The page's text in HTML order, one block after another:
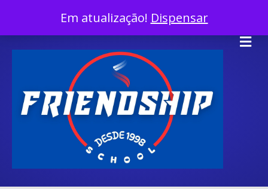
Em atualização! Dispensar
Facebook
TwitterLinkedinYoutubeInstagram
TiktokX-twitter